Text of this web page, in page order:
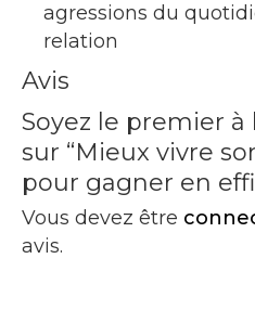
agressions du
relation
Avis
Soyez le premier à
sur “Mieux vivre
pour gagner en
Vous devez être
avis.